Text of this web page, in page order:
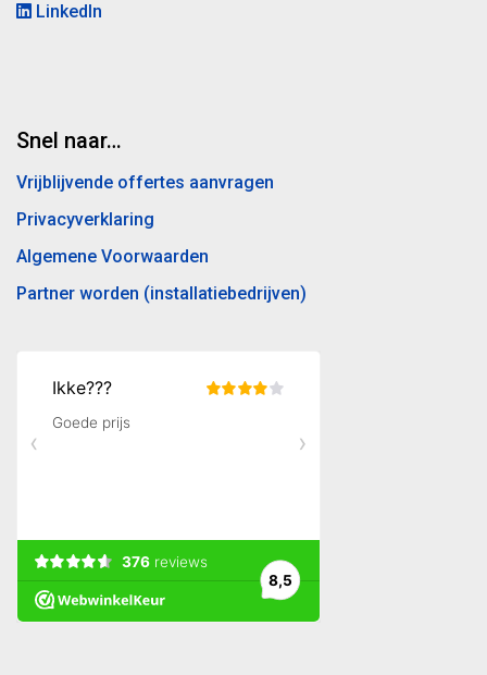
LinkedIn
Snel naar…
Vrijblijvende offertes aanvragen
Privacyverklaring
Algemene Voorwaarden
Partner worden (installatiebedrijven)